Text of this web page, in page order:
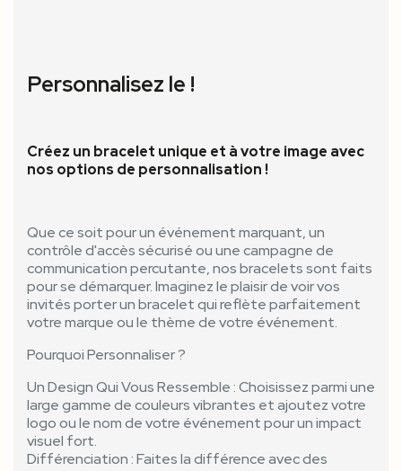
Personnalisez le !
Créez un bracelet unique et à votre image avec
nos options de personnalisation !
Que ce soit pour un événement marquant, un
contrôle d'accès sécurisé ou une campagne de
communication percutante, nos bracelets sont faits
pour se démarquer. Imaginez le plaisir de voir vos
invités porter un bracelet qui reflète parfaitement
votre marque ou le thème de votre événement.
Pourquoi Personnaliser ?
Un Design Qui Vous Ressemble : Choisissez parmi une
large gamme de couleurs vibrantes et ajoutez votre
logo ou le nom de votre événement pour un impact
visuel fort.
Différenciation : Faites la différence avec des